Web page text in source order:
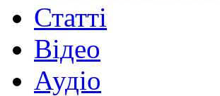
Статті
Відео
Аудіо